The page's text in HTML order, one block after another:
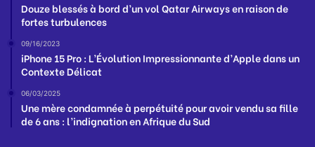
Douze blessés à bord d’un vol Qatar Airways en raison de
fortes turbulences
09/16/2023
iPhone 15 Pro : L’Évolution Impressionnante d’Apple dans un
Contexte Délicat
06/03/2025
Une mère condamnée à perpétuité pour avoir vendu sa fille
de 6 ans : l’indignation en Afrique du Sud